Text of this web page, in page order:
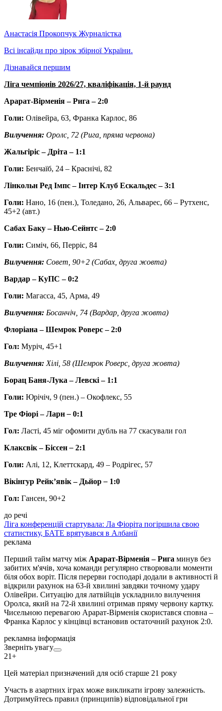
Анастасія Прокопчук Журналістка
Всі інсайди про зірок збірної України.
Дізнавайся першим
Ліга чемпіонів 2026/27, кваліфікація, 1-й раунд
Арарат-Вірменія – Рига – 2:0
Голи: Олівейра, 63, Франка Карлос, 86
Вилучення: Оролс, 72 (Рига, пряма червона)
Жальгіріс – Дріта – 1:1
Голи: Бенчаїб, 24 – Краснічі, 82
Лінкольн Ред Імпс – Інтер Клуб Ескальдес – 3:1
Голи: Нано, 16 (пен.), Толедано, 26, Альварес, 66 – Рутхенс,
45+2 (авт.)
Сабах Баку – Нью-Сейнтс – 2:0
Голи: Симіч, 66, Перріс, 84
Вилучення: Совет, 90+2 (Сабах, друга жовта)
Вардар – КуПС – 0:2
Голи: Магасса, 45, Арма, 49
Вилучення: Босанчіч, 74 (Вардар, друга жовта)
Флоріана – Шемрок Роверс – 2:0
Гол: Муріч, 45+1
Вилучення:Хілі, 58 (Шемрок Роверс, друга жовта)
Борац Баня-Лука – Левскі – 1:1
Голи: Юрічіч, 9 (пен.) – Окофлекс, 55
Тре Фіорі – Ларн– 0:1
Гол: Ласті, 45 міг офомити дубль на 77 скасували гол
Клаксвік – Біссен– 2:1
Голи: Алі, 12, Клеттскард, 49 – Родрігес, 57
Вікінгур Рейкʼявік – Дьйор– 1:0
Гол: Гансен, 90+2
до речі
Ліга конференцій стартувала: Ла Фіоріта погіршила свою
статистику, БАТЕ врятувався в Албанії
реклама
Перший тайм матчу між Арарат-Вірменія – Рига минув без
забитих м'ячів, хоча команди регулярно створювали моменти
біля обох воріт. Після перерви господарі додали в активності й
відкрили рахунок на 63-й хвилині завдяки точному удару
Олівейри. Ситуацію для латвійців ускладнило вилучення
Оролса, який на 72-й хвилині отримав пряму червону картку.
Чисельною перевагою Арарат-Вірменія скористався сповна –
Франка Карлос у кінцівці встановив остаточний рахунок 2:0.
рекламна інформація
Зверніть увагу
21+
Цей матеріал призначений для осіб старше 21 року
Участь в азартних іграх може викликати ігрову залежність.
Дотримуйтесь правил (принципів) відповідальної гри